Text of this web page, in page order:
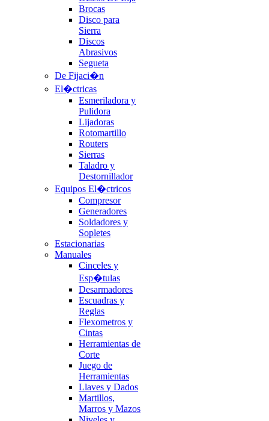
Brocas
Disco para
Sierra
Discos
Abrasivos
Segueta
De Fijaci�n
El�ctricas
Esmeriladora y
Pulidora
Lijadoras
Rotomartillo
Routers
Sierras
Taladro y
Destornillador
Equipos El�ctricos
Compresor
Generadores
Soldadores y
Sopletes
Estacionarias
Manuales
Cinceles y
Esp�tulas
Desarmadores
Escuadras y
Reglas
Flexometros y
Cintas
Herramientas de
Corte
Juego de
Herramientas
Llaves y Dados
Martillos,
Marros y Mazos